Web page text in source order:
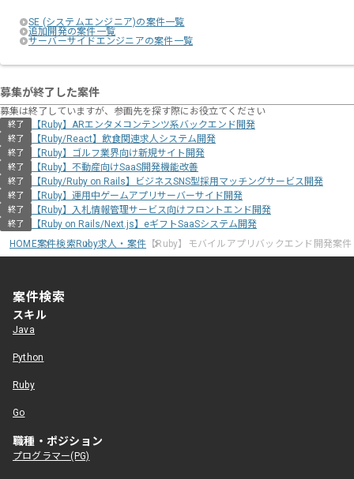
SE (システムエンジニア)の案件一覧
追加開発の案件一覧
サーバーサイドエンジニアの案件一覧
募集が終了した案件
募集は終了していますが、参画先を探す際にお役立てください
終了 【Ruby】ARエンタメコンテンツ系バックエンド開発
終了 【Ruby/React】飲食関連求人システム開発
終了 【Ruby】ゴルフ業界向け新規サイト開発
終了 【Ruby】不動産向けSaaS開発機能改善
終了 【Ruby/Ruby on Rails】ビジネスSNS型採用マッチングサービス開発
終了 【Ruby】運用中ゲームアプリサーバーサイド開発
終了 【Ruby】入札情報管理サービス向けフロントエンド開発
終了
【Ruby on Rails/Next.js】eギフトSaaSシステム開発
HOME案件検索Ruby求人・案件 【Ruby】モバイルアプリバックエンド開発案件
案件検索
スキル
Java
Python
Ruby
Go
職種・ポジション
プログラマー(PG)